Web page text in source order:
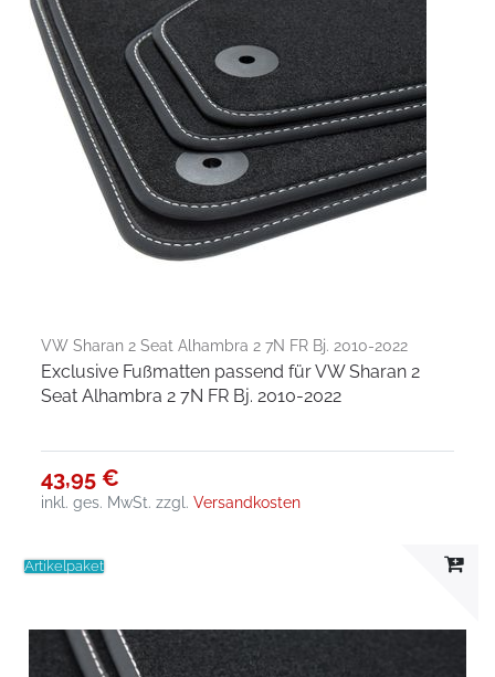
VW Sharan 2 Seat Alhambra 2 7N FR Bj. 2010-2022
Exclusive Fußmatten passend für VW Sharan 2
Seat Alhambra 2 7N FR Bj. 2010-2022
43,95 €
inkl. ges. MwSt. zzgl.Versandkosten
Artikelpaket